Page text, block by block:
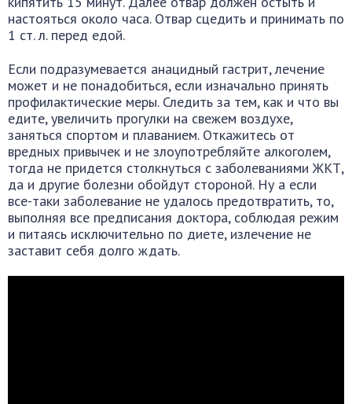
настояться около часа. Отвар сцедить и принимать по
1 ст. л. перед едой.
Если подразумевается анацидный гастрит, лечение
может и не понадобиться, если изначально принять
профилактические меры. Следить за тем, как и что вы
едите, увеличить прогулки на свежем воздухе,
заняться спортом и плаванием. Откажитесь от
вредных привычек и не злоупотребляйте алкоголем,
тогда не придется столкнуться с заболеваниями ЖКТ,
да и другие болезни обойдут стороной. Ну а если
все-таки заболевание не удалось предотвратить, то,
выполняя все предписания доктора, соблюдая режим
и питаясь исключительно по диете, излечение не
заставит себя долго ждать.